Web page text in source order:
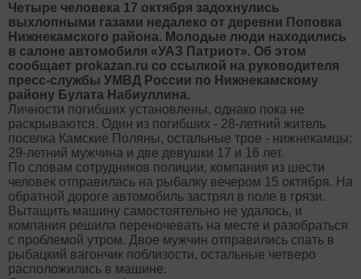
Четыре человека 17 октября задохнулись
выхлопными газами недалеко от деревни Поповка
Нижнекамского района. Молодые люди находились
в салоне автомобиля «УАЗ Патриот». Об этом
сообщает prokazan.ru со ссылкой на руководителя
пресс-службы УМВД России по Нижнекамскому
району Булата Набиуллина.
Личности погибших установлены, однако пока не
раскрываются. Один из погибших - 28-летний житель
поселка Камские Поляны, остальные трое - нижнекамцы:
29-летний мужчина и две девушки 17 и 16 лет.
По словам сотрудников полиции, компания из шести
человек отправилась на рыбалку вечером 15 октября. На
обратной дороге автомобиль застрял в поле в грязи.
Вытащить машину самостоятельно не удалось, и
компания решила переночевать на месте и разобраться
с проблемой утром. Двое мужчин отправились спать в
рыбацкий вагончик поблизости, остальные четверо
расположились в машине.